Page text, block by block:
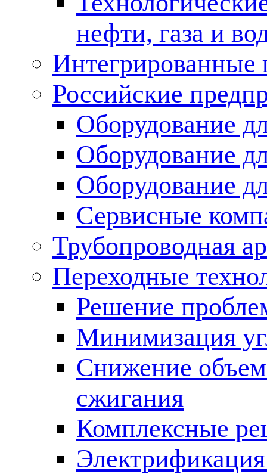
нефти, газа и
Российские
Оборудование
Оборудование
Оборудование
Сервисные
Трубопроводная
Переходные
Решение
Минимизация
Снижение
сжигания
Комплексные